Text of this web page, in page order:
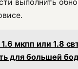
выполнить
мкпп или 1.8
для большей